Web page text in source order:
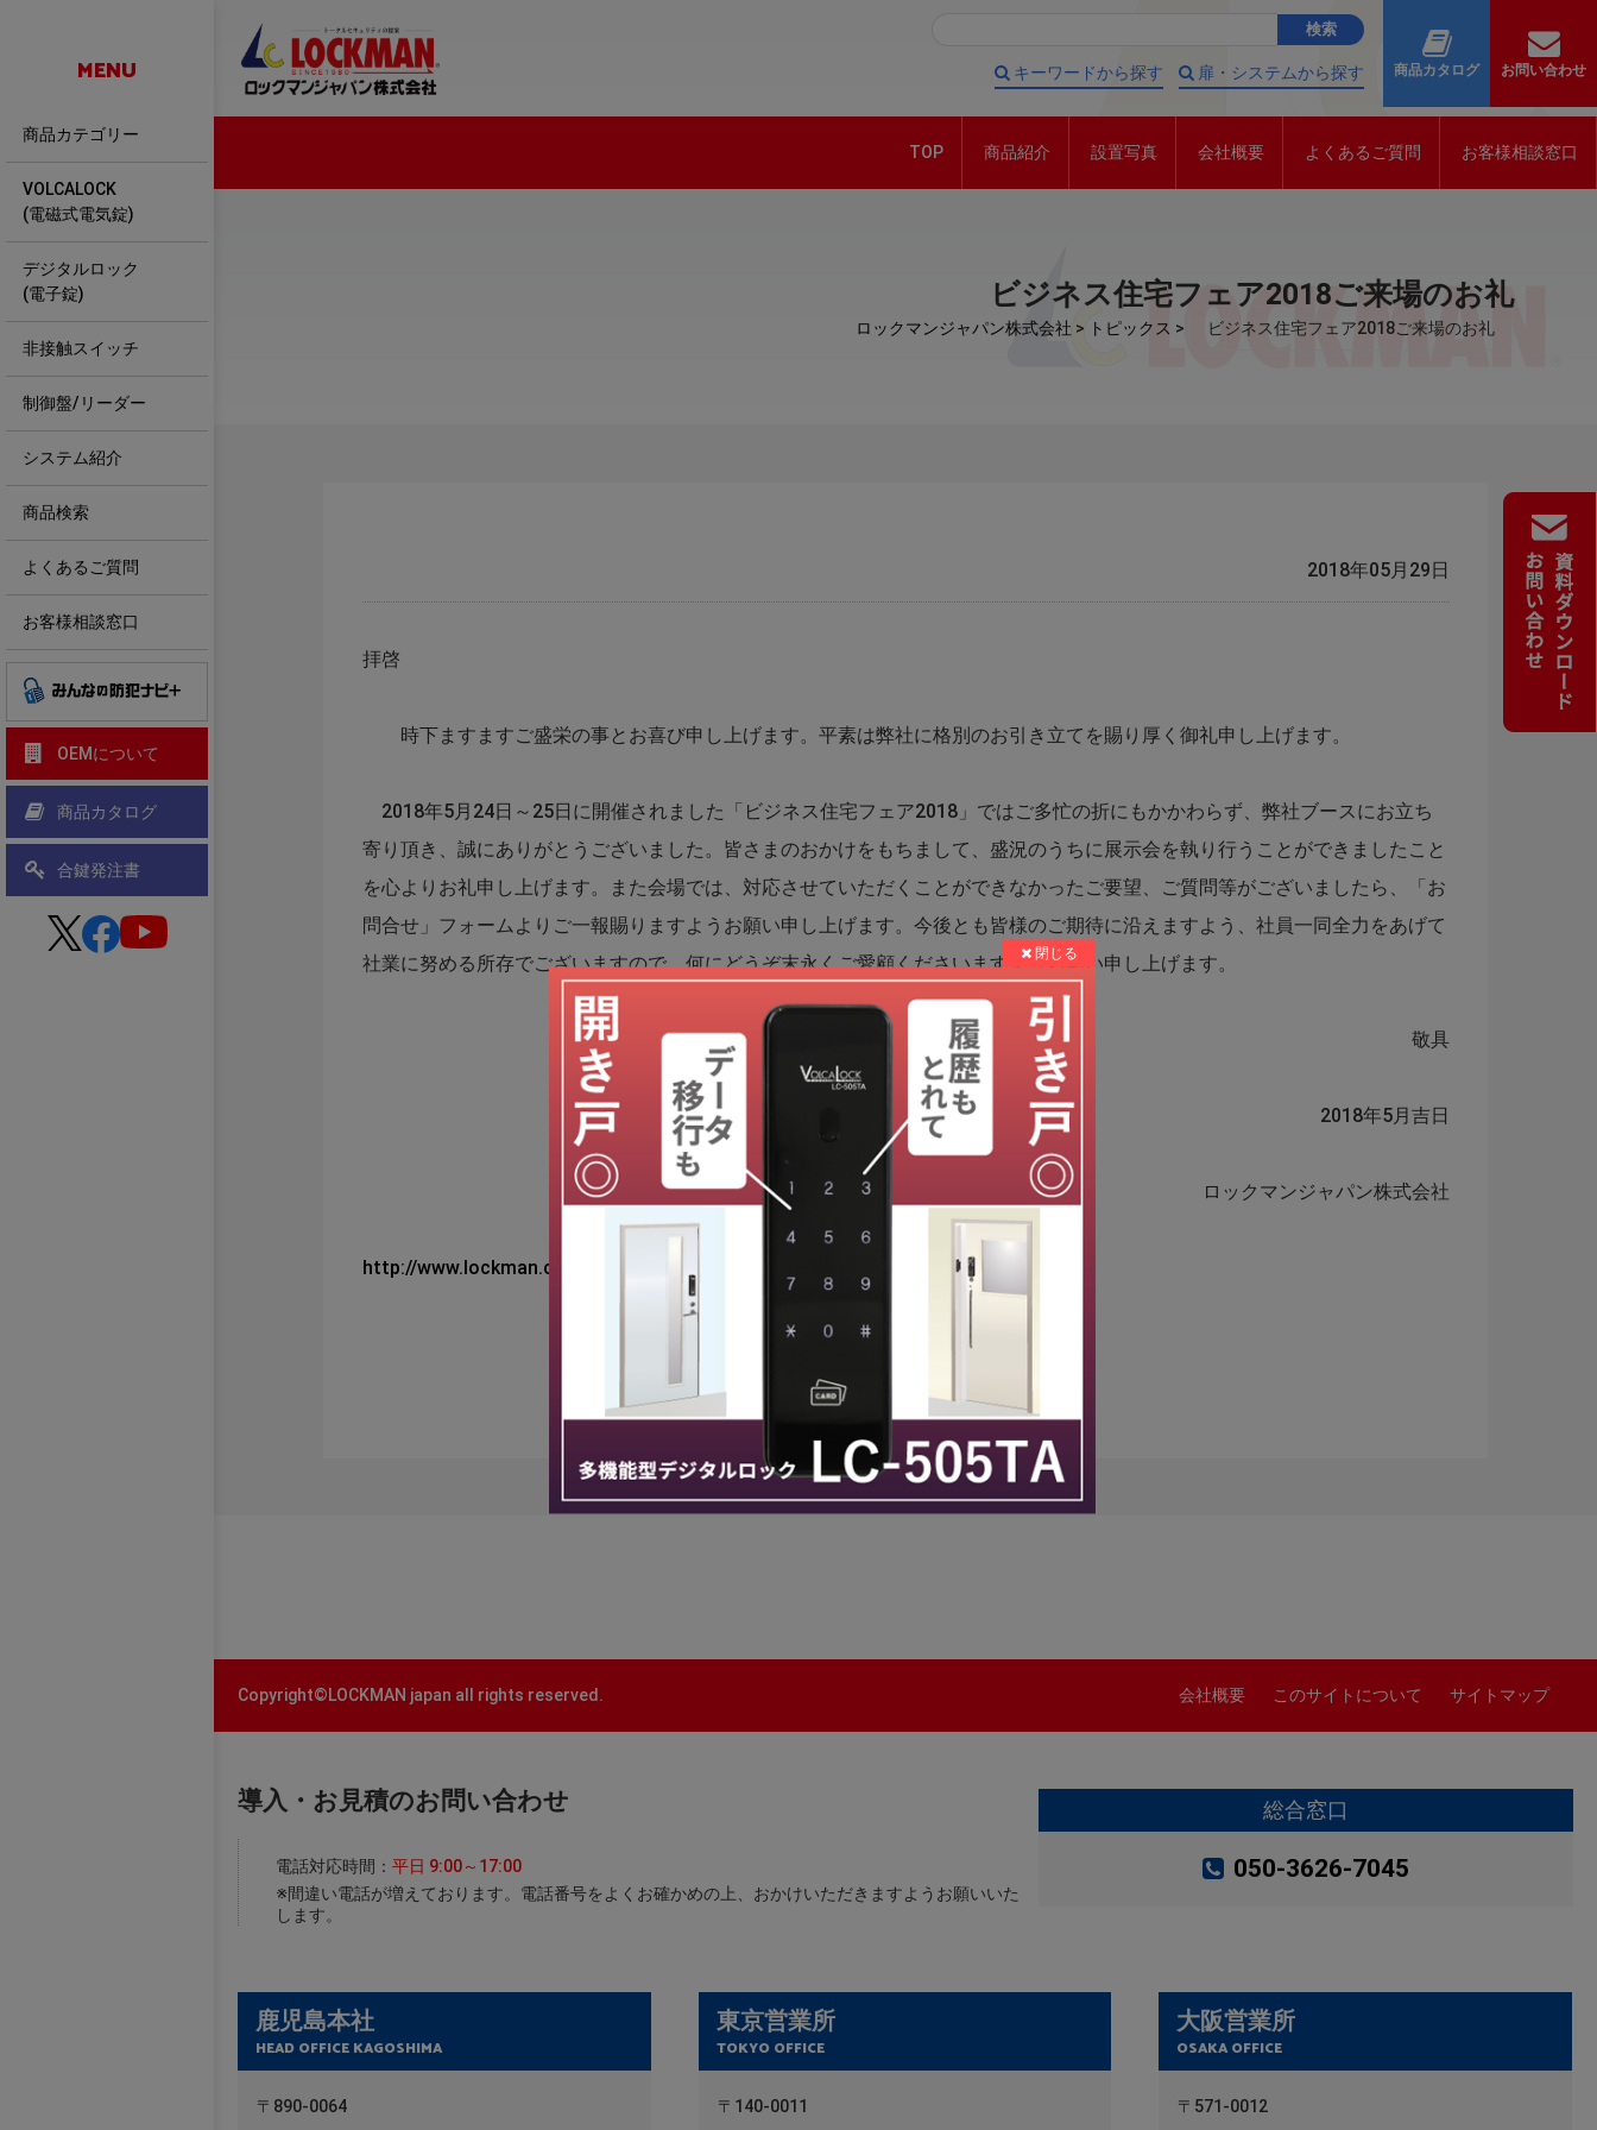
キーワードから探す 扉・システムから探す 商品カタログ お問い合わせ
TOP 商品紹介 設置写真 会社概要 よくあるご質問 お客様相談窓口
ビジネス住宅フェア2018ご来場のお礼
ロックマンジャパン株式会社 > トピックス > ビジネス住宅フェア2018ご来場のお礼
2018年05月29日
拝啓
時下ますますご盛栄の事とお喜び申し上げます。平素は弊社に格別のお引き立てを賜り厚く御礼申し上げます。
2018年5月24日～25日に開催されました「ビジネス住宅フェア2018」ではご多忙の折にもかかわらず、弊社ブースにお立ち
寄り頂き、誠にありがとうございました。皆さまのおかけをもちまして、盛況のうちに展示会を執り行うことができましたこと
を心よりお礼申し上げます。また会場では、対応させていただくことができなかったご要望、ご質問等がございましたら、「お
問合せ」フォームよりご一報賜りますようお願い申し上げます。今後とも皆様のご期待に沿えますよう、社員一同全力をあげて
社業に努める所存でございますので、何にどうぞ末永くご愛顧くださいますようお願い申し上げます。
敬具
2018年5月吉日
ロックマンジャパン株式会社
http://www.lockman.co.jp
Copyright©LOCKMAN japan all rights reserved. 会社概要 このサイトについて サイトマップ
導入・お見積のお問い合わせ
電話対応時間： 平日 9:00～17:00
※間違い電話が増えております。電話番号をよくお確かめの上、おかけいただきますようお願いいた
します。
総合窓口
050-3626-7045
鹿児島本社
HEAD OFFICE KAGOSHIMA
〒890-0064
東京営業所
TOKYO OFFICE
〒140-0011
大阪営業所
OSAKA OFFICE
〒571-0012
MENU
商品カテゴリー
VOLCALOCK
(電磁式電気錠)
デジタルロック
(電子錠)
非接触スイッチ
制御盤/リーダー
システム紹介
商品検索
よくあるご質問
お客様相談窓口
OEMについて
商品カタログ
合鍵発注書